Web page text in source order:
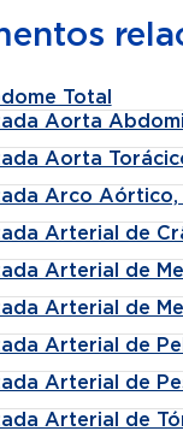
Total
Aorta
Aorta
Arco Aórtico,
Arterial de
Arterial de
Arterial de
Arterial de
Arterial de
Arterial de